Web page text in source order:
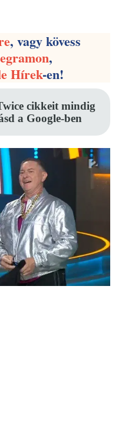
, vagy kövess
,
Hírek-en!
cikkeit mindig
a Google-ben